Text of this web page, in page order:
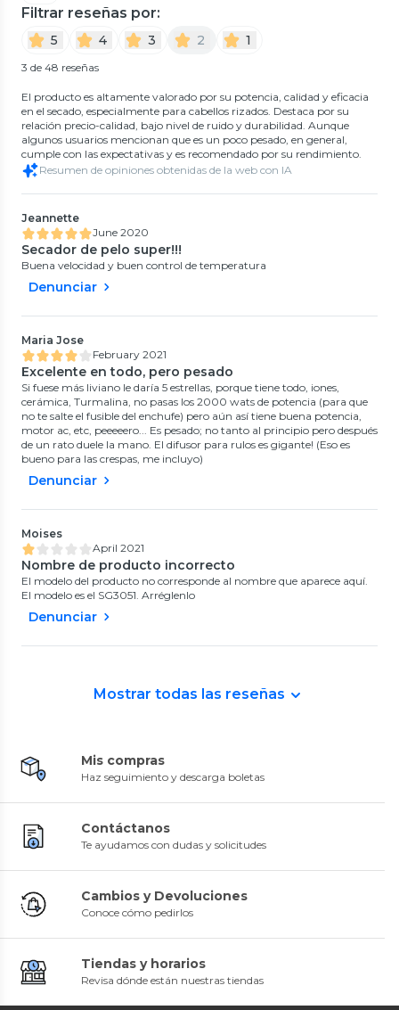
Filtrar reseñas por:
5 4 3 2 1
3 de 48 reseñas
El producto es altamente valorado por su potencia, calidad y eficacia
en el secado, especialmente para cabellos rizados. Destaca por su
relación precio-calidad, bajo nivel de ruido y durabilidad. Aunque
algunos usuarios mencionan que es un poco pesado, en general,
cumple con las expectativas y es recomendado por su rendimiento.
Resumen de opiniones obtenidas de la web con IA
Jeannette
June 2020
Secador de pelo super!!!
Buena velocidad y buen control de temperatura
Denunciar
Maria Jose
February 2021
Excelente en todo, pero pesado
Si fuese más liviano le daría 5 estrellas, porque tiene todo, iones,
cerámica, Turmalina, no pasas los 2000 wats de potencia (para que
no te salte el fusible del enchufe) pero aún así tiene buena potencia,
motor ac, etc, peeeeero... Es pesado; no tanto al principio pero después
de un rato duele la mano. El difusor para rulos es gigante! (Eso es
bueno para las crespas, me incluyo)
Denunciar
Moises
April 2021
Nombre de producto incorrecto
El modelo del producto no corresponde al nombre que aparece aquí.
El modelo es el SG3051. Arréglenlo
Denunciar
Mostrar todas las reseñas
Mis compras
Haz seguimiento y descarga boletas
Contáctanos
Te ayudamos con dudas y solicitudes
Cambios y Devoluciones
Conoce cómo pedirlos
Tiendas y horarios
Revisa dónde están nuestras tiendas